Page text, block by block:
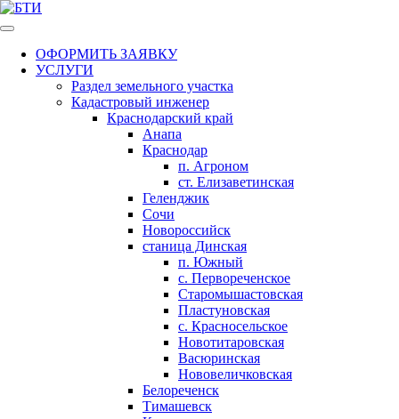
ОФОРМИТЬ ЗАЯВКУ
УСЛУГИ
Раздел земельного участка
Кадастровый инженер
Краснодарский край
Анапа
Краснодар
п. Агроном
ст. Елизаветинская
Геленджик
Сочи
Новороссийск
станица Динская
п. Южный
с. Первореченское
Старомышастовская
Пластуновская
с. Красносельское
Новотитаровская
Васюринская
Нововеличковская
Белореченск
Тимашевск